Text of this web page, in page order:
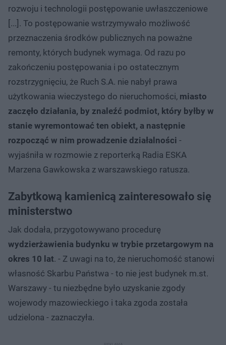
rozwoju i technologii postępowanie uwłaszczeniowe
[...]. To postępowanie wstrzymywało możliwość
przeznaczenia środków publicznych na poważne
remonty, których budynek wymaga. Od razu po
zakończeniu postępowania i po ostatecznym
rozstrzygnięciu, że Ruch S.A. nie nabył prawa
użytkowania wieczystego do nieruchomości, miasto
zaczęło działania, by znaleźć podmiot, który byłby w
stanie wyremontować ten obiekt, a następnie
rozpocząć w nim prowadzenie działalności -
wyjaśniła w rozmowie z reporterką Radia ESKA
Marzena Gawkowska z warszawskiego ratusza.
Zabytkową kamienicą zainteresowało się
ministerstwo
Jak dodała, przygotowywano procedurę
wydzierżawienia budynku w trybie przetargowym na
okres 10 lat. - Z uwagi na to, że nieruchomość stanowi
własność Skarbu Państwa - to nie jest budynek m.st.
Warszawy - tu niezbędne było uzyskanie zgody
wojewody mazowieckiego i taka zgoda została
udzielona - zaznaczyła.